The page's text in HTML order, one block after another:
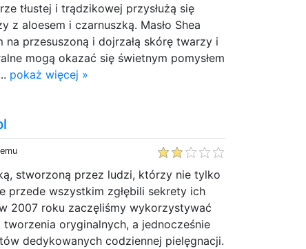
tłustej i trądzikowej przysłużą się
z aloesem i czarnuszką. Masło Shea
na przesuszoną i dojrzałą skórę twarzy i
mogą okazać się świetnym pomysłem
pokaż więcej »
stworzoną przez ludzi, którzy nie tylko
przede wszystkim zgłębili sekrety ich
2007 roku zaczęliśmy wykorzystywać
tworzenia oryginalnych, a jednocześnie
dedykowanych codziennej pielęgnacji.